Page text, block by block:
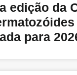
edição da
para